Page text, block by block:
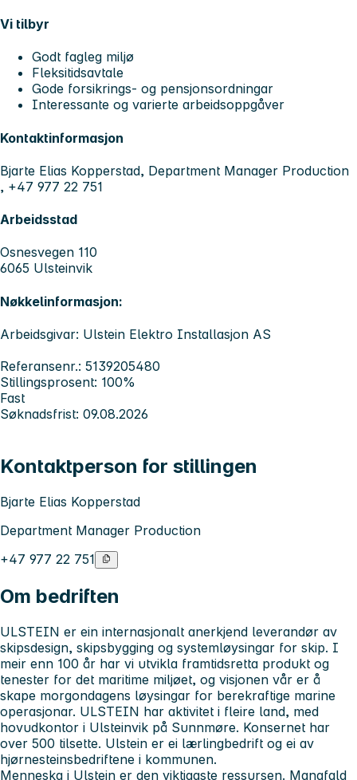
Vi tilbyr
Godt fagleg miljø
Fleksitidsavtale
Gode forsikrings- og pensjonsordningar
Interessante og varierte arbeidsoppgåver
Kontaktinformasjon
Bjarte Elias Kopperstad, Department Manager Production
, +47 977 22 751
Arbeidsstad
Osnesvegen 110
6065 Ulsteinvik
Nøkkelinformasjon:
Arbeidsgivar: Ulstein Elektro Installasjon AS
Referansenr.: 5139205480
Stillingsprosent: 100%
Fast
Søknadsfrist: 09.08.2026
Kontaktperson for stillingen
Bjarte Elias Kopperstad
Department Manager Production
+47 977 22 751
Om bedriften
ULSTEIN er ein internasjonalt anerkjend leverandør av
skipsdesign, skipsbygging og systemløysingar for skip. I
meir enn 100 år har vi utvikla framtidsretta produkt og
tenester for det maritime miljøet, og visjonen vår er å
skape morgondagens løysingar for berekraftige marine
operasjonar. ULSTEIN har aktivitet i fleire land, med
hovudkontor i Ulsteinvik på Sunnmøre. Konsernet har
over 500 tilsette. Ulstein er ei lærlingbedrift og ei av
hjørnesteinsbedriftene i kommunen.
Menneska i Ulstein er den viktigaste ressursen. Mangfald